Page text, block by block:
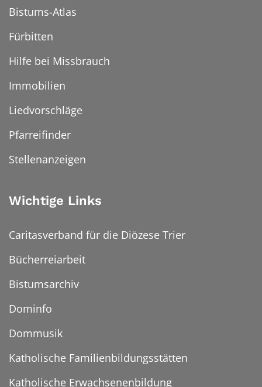
Bistums-Atlas
Fürbitten
Hilfe bei Missbrauch
Immobilien
Liedvorschläge
Pfarreifinder
Stellenanzeigen
Wichtige Links
Caritasverband für die Diözese Trier
Bücherreiarbeit
Bistumsarchiv
Dominfo
Dommusik
Katholische Familienbildungsstätten
Katholische Erwachsenenbildung